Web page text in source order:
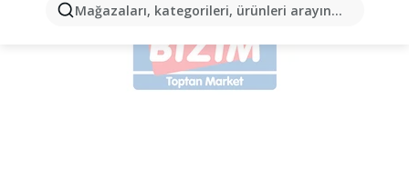
Mağazaları, kategorileri, ürünleri arayın...